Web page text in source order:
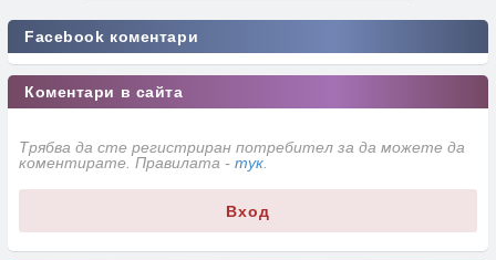
Facebook коментари
Коментари в сайта
Трябва да сте регистриран потребител за да можете да
коментирате. Правилата - тук
Вход